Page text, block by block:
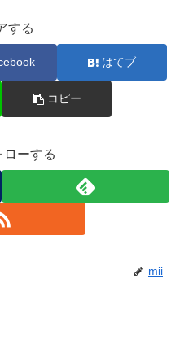
する
はてブ
コピー
ローする
mii